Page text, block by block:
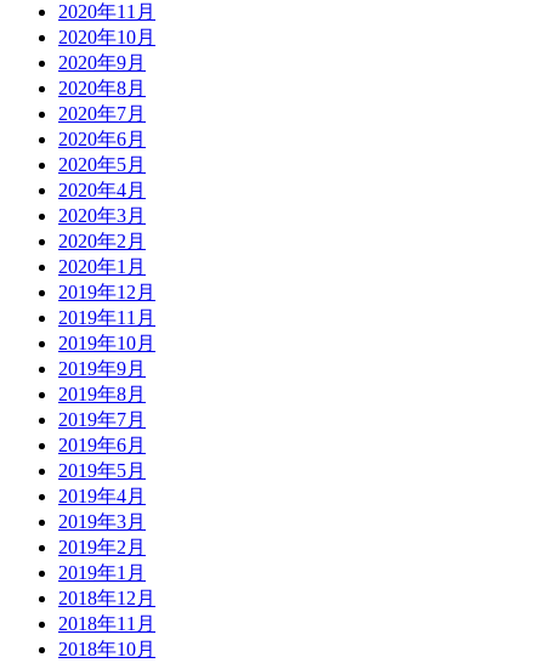
2020年11月
2020年10月
2020年9月
2020年8月
2020年7月
2020年6月
2020年5月
2020年4月
2020年3月
2020年2月
2020年1月
2019年12月
2019年11月
2019年10月
2019年9月
2019年8月
2019年7月
2019年6月
2019年5月
2019年4月
2019年3月
2019年2月
2019年1月
2018年12月
2018年11月
2018年10月